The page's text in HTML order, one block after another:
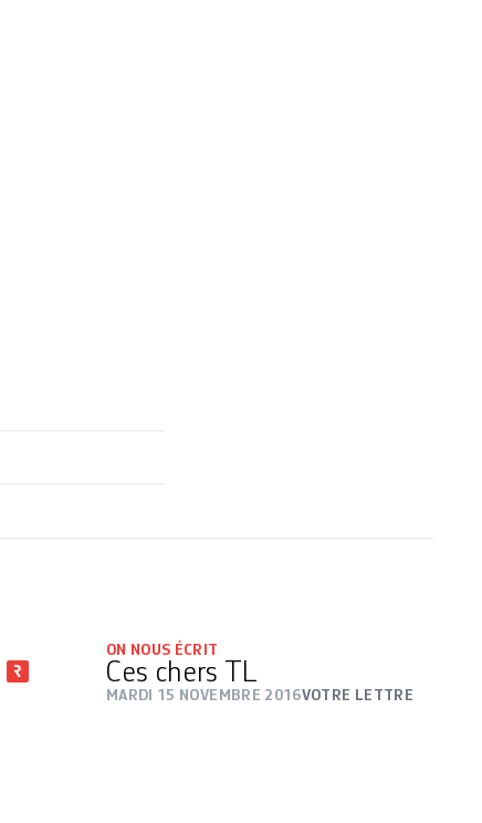
ON NOUS ÉCRIT
Ces chers TL
MARDI 15 NOVEMBRE 2016VOTRE LETTRE